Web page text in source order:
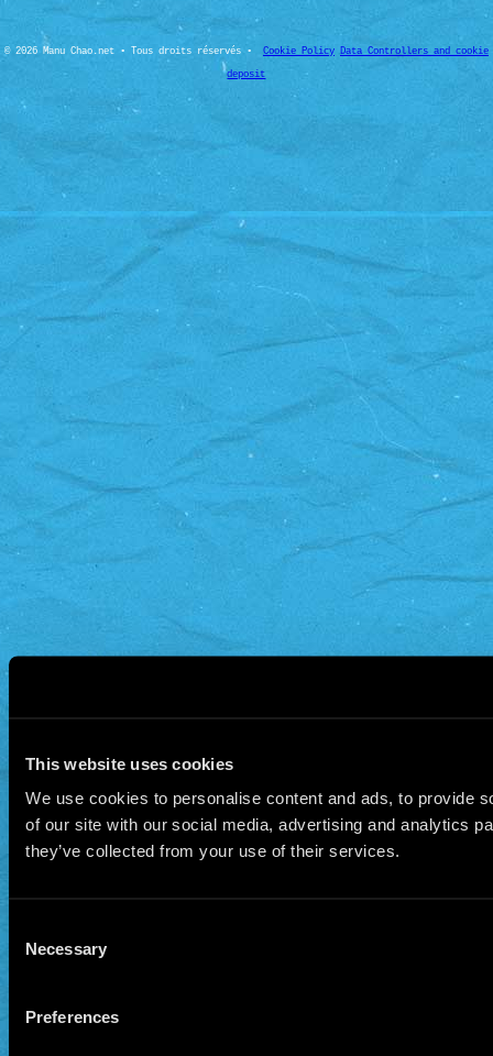
This website uses cookies
We use cookies to personalise content and ads, to provide
of our site with our social media, advertising and analytics
they’ve collected from your use of their services.
Selection
Necessary
Preferences
© 2026 Manu Chao.net • Tous droits réservés • Cookie Policy Data Controllers and cookie
deposit